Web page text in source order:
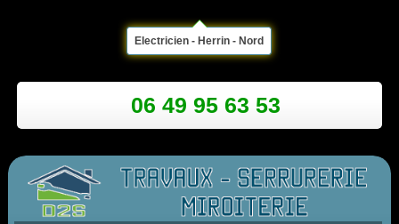
Electricien - Herrin - Nord
06 49 95 63 53